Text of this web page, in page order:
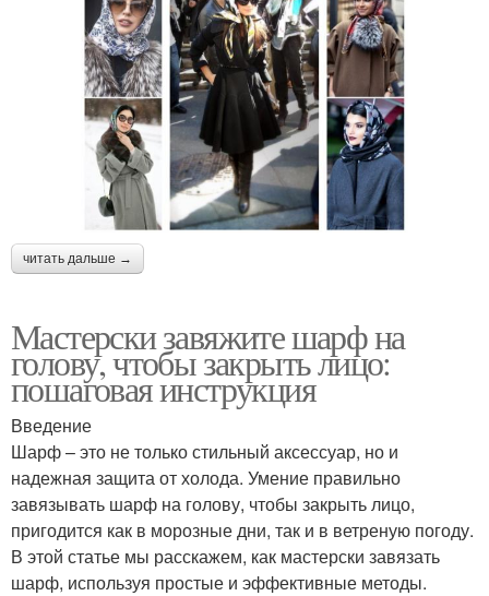
читать дальше →
Мастерски завяжите шарф на
голову, чтобы закрыть лицо:
пошаговая инструкция
Введение
Шарф – это не только стильный аксессуар, но и
надежная защита от холода. Умение правильно
завязывать шарф на голову, чтобы закрыть лицо,
пригодится как в морозные дни, так и в ветреную погоду.
В этой статье мы расскажем, как мастерски завязать
шарф, используя простые и эффективные методы.